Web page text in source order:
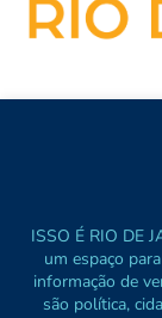
ISSO É RIO DE
um espaço
informação de
são política,